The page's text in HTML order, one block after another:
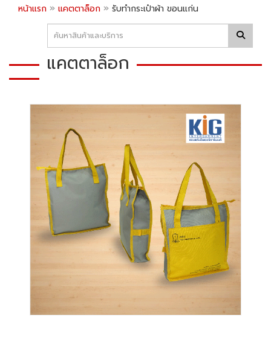
หน้าแรก » แคตตาล็อก » รับทำกระเป๋าผ้า ขอนแก่น
แคตตาล็อก